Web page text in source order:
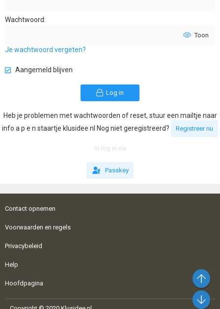
Wachtwoord
Toon
Je wachtwoord vergeten?
Aangemeld blijven
Log in
Heb je problemen met wachtwoorden of reset, stuur een mailtje naar
info a p e n staartje klusidee nl Nog niet geregistreerd?
Registreer nu
or log in via
Passkey
Contact opnemen
Voorwaarden en regels
Privacybeleid
Help
Hoofdpagina